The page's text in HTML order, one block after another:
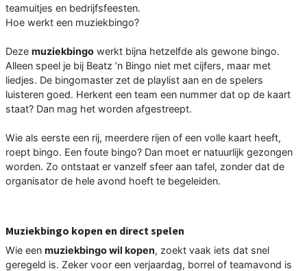
teamuitjes en bedrijfsfeesten.
Hoe werkt een muziekbingo?
Deze muziekbingo werkt bijna hetzelfde als gewone bingo.
Alleen speel je bij Beatz ’n Bingo niet met cijfers, maar met
liedjes. De bingomaster zet de playlist aan en de spelers
luisteren goed. Herkent een team een nummer dat op de kaart
staat? Dan mag het worden afgestreept.
Wie als eerste een rij, meerdere rijen of een volle kaart heeft,
roept bingo. Een foute bingo? Dan moet er natuurlijk gezongen
worden. Zo ontstaat er vanzelf sfeer aan tafel, zonder dat de
organisator de hele avond hoeft te begeleiden.
Muziekbingo kopen en direct spelen
Wie een muziekbingo wil kopen, zoekt vaak iets dat snel
geregeld is. Zeker voor een verjaardag, borrel of teamavond is